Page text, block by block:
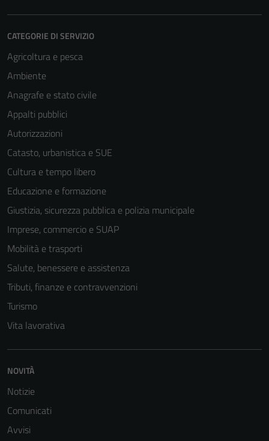
CATEGORIE DI SERVIZIO
Agricoltura e pesca
Ambiente
Anagrafe e stato civile
Appalti pubblici
Autorizzazioni
Catasto, urbanistica e SUE
Cultura e tempo libero
Educazione e formazione
Giustizia, sicurezza pubblica e polizia municipale
Imprese, commercio e SUAP
Mobilità e trasporti
Salute, benessere e assistenza
Tributi, finanze e contravvenzioni
Turismo
Vita lavorativa
NOVITÀ
Notizie
Comunicati
Avvisi